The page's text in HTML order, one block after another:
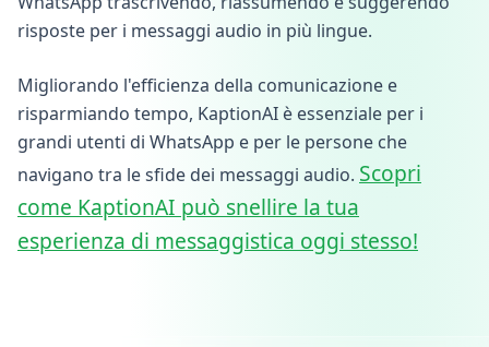
risposte per i messaggi audio in più lingue.
Migliorando l'efficienza della comunicazione e
risparmiando tempo, KaptionAI è essenziale per i
grandi utenti di WhatsApp e per le persone che
navigano tra le sfide dei messaggi audio. Scopri
come KaptionAI può snellire la tua
esperienza di messaggistica oggi stesso!